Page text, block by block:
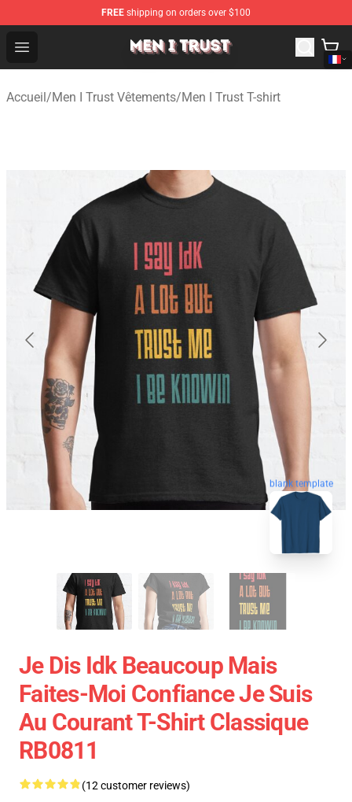
FREE shipping on orders over $100
Open menu
Men I Trust Shop - Official Men I Trust Merchandise Store
Accueil/Men I Trust Vêtements/Men I Trust T-shirt
blank template
Je Dis Idk Beaucoup Mais
Faites-Moi Confiance Je Suis
Au Courant T-Shirt Classique
RB0811
(12 customer reviews)